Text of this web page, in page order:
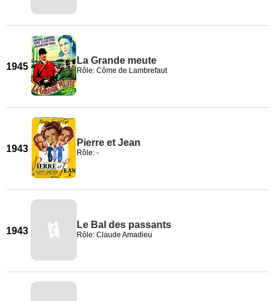
1945
La Grande meute
Rôle: Côme de Lambrefaut
1943
Pierre et Jean
Rôle: -
1943
Le Bal des passants
Rôle: Claude Amadieu